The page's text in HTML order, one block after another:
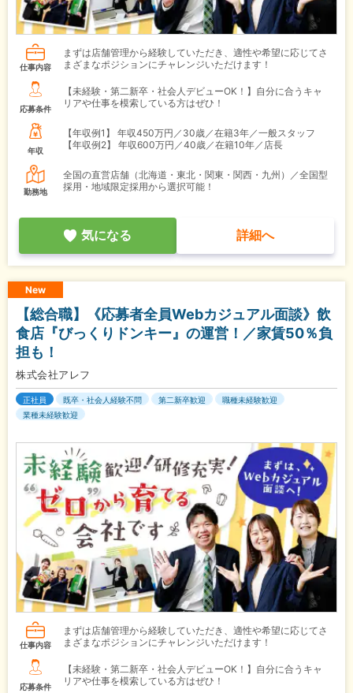
仕事内容
まずは店舗管理から経験していただき、適性や希望に応じてさ
まざまなポジションにチャレンジいただけます！
応募条件
【未経験・第二新卒・社会人デビューOK！】自分に合うキャ
リアや仕事を模索している方はぜひ！
年収
【年収例1】
年収450万円／30歳／在籍3年／一般スタッフ
【年収例2】
年収600万円／40歳／在籍10年／店長
勤務地
全国の直営店舗（北海道・東北・関東・関西・九州）／全国型
採用・地域限定採用から選択可能！
気になる 詳細へ
New
【総合職】《応募者全員Webカジュアル面談》飲
食店『びっくりドンキー』の運営！／家賃50％負
担も！
株式会社アレフ
正社員 既卒・社会人経験不問 第二新卒歓迎
職種未経験歓迎
業種未経験歓迎
仕事内容
まずは店舗管理から経験していただき、適性や希望に応じてさ
まざまなポジションにチャレンジいただけます！
応募条件
【未経験・第二新卒・社会人デビューOK！】自分に合うキャ
リアや仕事を模索している方はぜひ！